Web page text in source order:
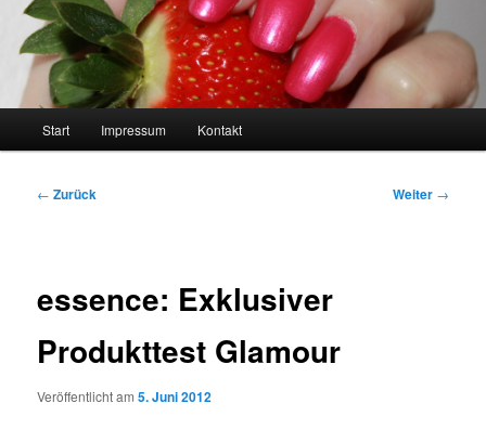
Start Impressum Kontakt
Beitragsnavigation
← Zurück Weiter →
essence: Exklusiver
Produkttest Glamour
Veröffentlicht am5. Juni 2012